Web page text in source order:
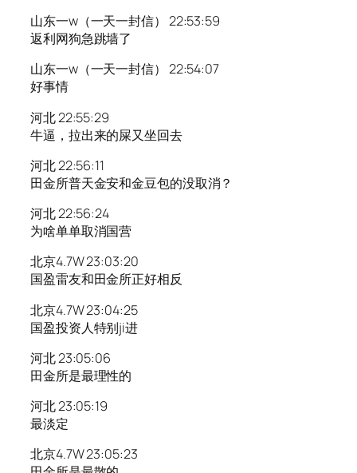
山东一w（一天一封信） 22:53:59
返利网狗急跳墙了
山东一w（一天一封信） 22:54:07
好事情
河北 22:55:29
牛逼，拉出来的屎又坐回去
河北 22:56:11
田金所普天金安和金豆包的没取消？
河北 22:56:24
为啥单单取消国营
北京4.7W 23:03:20
国盈雷友和田金所正好相反
北京4.7W 23:04:25
国盈投资人特别ji进
河北 23:05:06
田金所是最理性的
河北 23:05:19
最淡定
北京4.7W 23:05:23